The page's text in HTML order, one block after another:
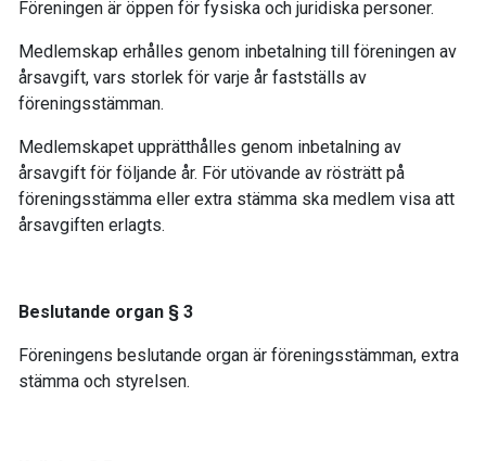
Föreningen är öppen för fysiska och juridiska personer.
Medlemskap erhålles genom inbetalning till föreningen av
årsavgift, vars storlek för varje år fastställs av
föreningsstämman.
Medlemskapet upprätthålles genom inbetalning av
årsavgift för följande år. För utövande av rösträtt på
föreningsstämma eller extra stämma ska medlem visa att
årsavgiften erlagts.
Beslutande organ § 3
Föreningens beslutande organ är föreningsstämman, extra
stämma och styrelsen.